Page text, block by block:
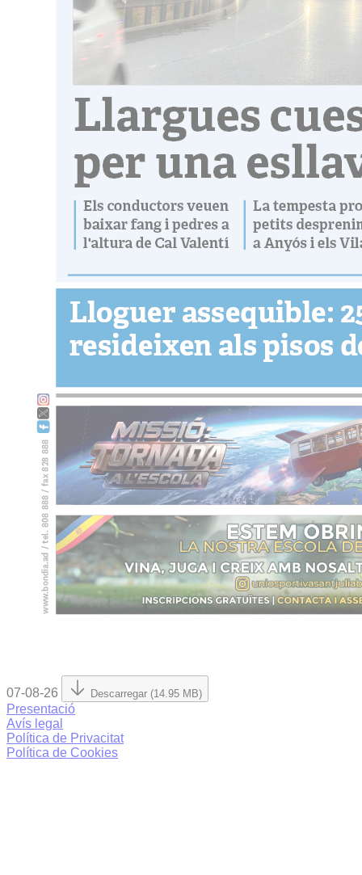
07-08-26 Descarregar (14.95 MB)
Presentació
Avís legal
Política de Privacitat
Política de Cookies